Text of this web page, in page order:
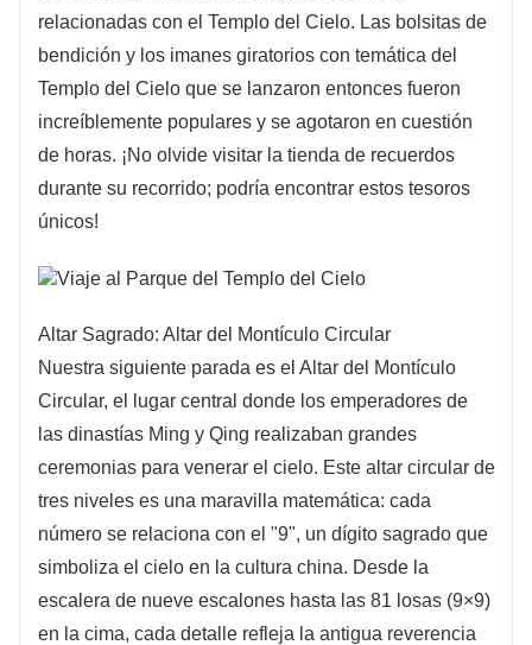
relacionadas con el Templo del Cielo. Las bolsitas de
bendición y los imanes giratorios con temática del
Templo del Cielo que se lanzaron entonces fueron
increíblemente populares y se agotaron en cuestión
de horas. ¡No olvide visitar la tienda de recuerdos
durante su recorrido; podría encontrar estos tesoros
únicos!
Altar Sagrado: Altar del Montículo Circular
Nuestra siguiente parada es el Altar del Montículo
Circular, el lugar central donde los emperadores de
las dinastías Ming y Qing realizaban grandes
ceremonias para venerar el cielo. Este altar circular de
tres niveles es una maravilla matemática: cada
número se relaciona con el "9", un dígito sagrado que
simboliza el cielo en la cultura china. Desde la
escalera de nueve escalones hasta las 81 losas (9×9)
en la cima, cada detalle refleja la antigua reverencia